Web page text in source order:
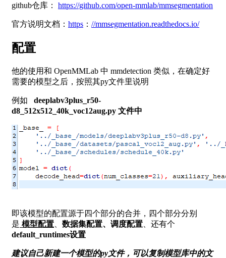
github仓库： https://github.com/open-mmlab/mmsegmentation
官方说明文档： https ： //mmsegmentation.readthedocs.io/
配置
他的使用和 OpenMMLab 中 mmdetection 类似，在确定好
需要的模型之后，按照其py文件里说明
例如 deeplabv3plus_r50-
d8_512x512_40k_voc12aug.py 文件中
即该模型的配置源于四个部分的合并，四个部分分别
是 模型配置 数据集配置、调度配置 、还有个
default_runtimes设置
建议自己新建一个模型的py文件，可以复制模型库中的文